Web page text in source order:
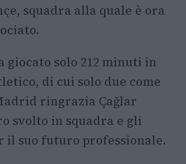
squadra alla quale è ora
solo 212 minuti in
di cui solo due come
ringrazia Çağlar
svolto in squadra e gli
il suo futuro professionale.